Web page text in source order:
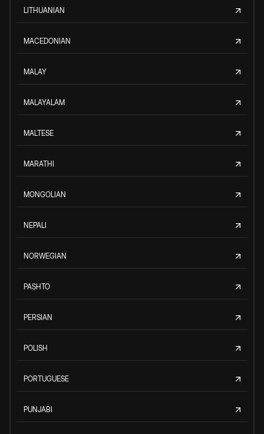
LITHUANIAN
MACEDONIAN
MALAY
MALAYALAM
MALTESE
MARATHI
MONGOLIAN
NEPALI
NORWEGIAN
PASHTO
PERSIAN
POLISH
PORTUGUESE
PUNJABI